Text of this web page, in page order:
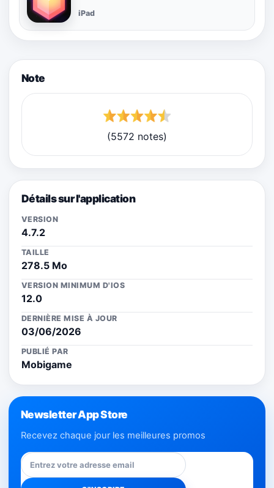
iPad
Note
(5572 notes)
Détails sur l'application
VERSION
4.7.2
TAILLE
278.5 Mo
VERSION MINIMUM D'IOS
12.0
DERNIÈRE MISE À JOUR
03/06/2026
PUBLIÉ PAR
Mobigame
Newsletter App Store
Recevez chaque jour les meilleures promos